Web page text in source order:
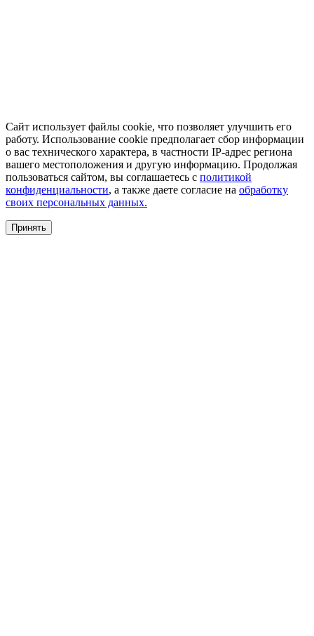
Сайт использует файлы cookie, что позволяет улучшить его
работу. Использование cookie предполагает сбор информации
о вас технического характера, в частности IP-адрес региона
вашего местоположения и другую информацию. Продолжая
пользоваться сайтом, вы соглашаетесь с политикой
конфиденциальности, а также даете согласие на обработку
своих персональных данных.
Принять